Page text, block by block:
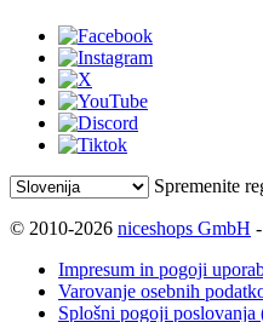
Spremenite
© 2010-2026 niceshops GmbH
Impresum in pogoji
Varovanje osebnih
Splošni pogoji poslovanja